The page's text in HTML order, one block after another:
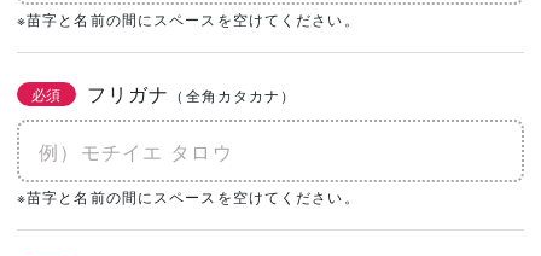
※苗字と名前の間にスペースを空けてください。
必須 フリガナ （全角カタカナ）
※苗字と名前の間にスペースを空けてください。